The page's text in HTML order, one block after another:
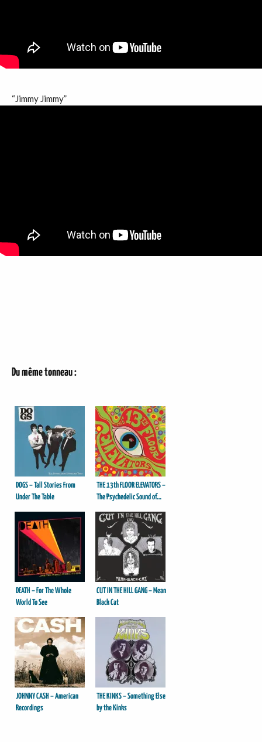
“Jimmy Jimmy”
Du même tonneau :
DOGS – Tall Stories From
Under The Table
THE 13th FLOOR ELEVATORS –
The Psychedelic Sound of…
DEATH – For The Whole
World To See
CUT IN THE HILL GANG – Mean
Black Cat
JOHNNY CASH – American
Recordings
THE KINKS – Something Else
by the Kinks